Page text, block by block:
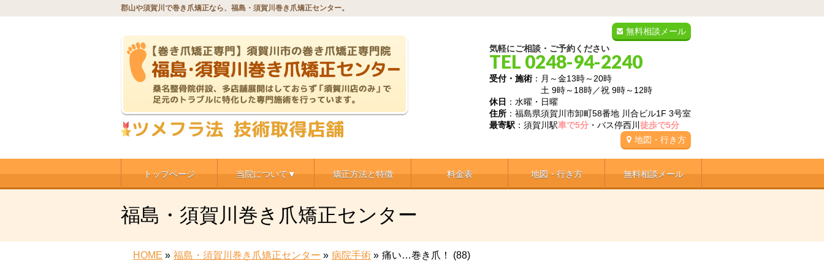
郡山や須賀川で巻き爪矯正なら、福島・須賀川巻き爪矯正センター。
無料相談メール
気軽にご相談・ご予約ください
TEL 0248-94-2240
受付・施術 ：月～金13時～20時
土 9時～18時／祝 9時～12時
休日 ：水曜・日曜
住所 ：福島県須賀川市卸町58番地 川合ビル1F 3号室
最寄駅 ：須賀川駅車で5分 ・バス停西川 徒歩で5分
地図・行き方
トップページ 当院について▼ 矯正方法と特徴 料金表 地図・行き方 無料相談メール
福島・須賀川巻き爪矯正センター
HOME » 福島・須賀川巻き爪矯正センター » 病院手術 » 痛い…巻き爪！ (88)